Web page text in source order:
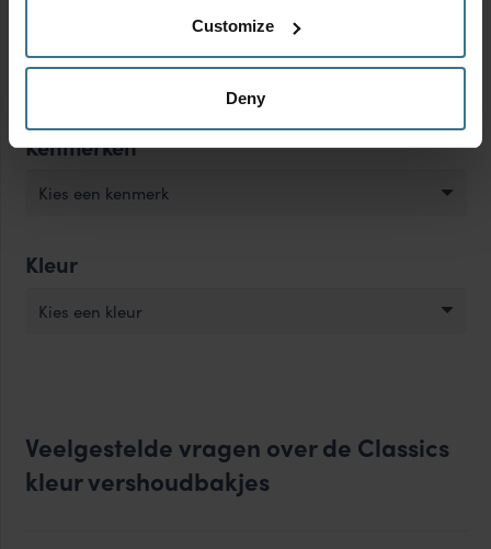
Customize
Deny
Kies een materiaal
Kenmerken
Kies een kenmerk
Kleur
Kies een kleur
Veelgestelde vragen over de Classics
kleur vershoudbakjes